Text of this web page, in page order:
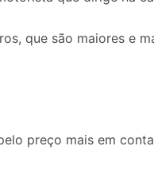
que são maiores e
preço mais em